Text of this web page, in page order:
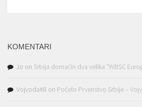
KOMENTARI
Jo on Srbija domaćin dva velika “WBSC
Vojvoda#8 on Počelo Prvenstvo Srbije –